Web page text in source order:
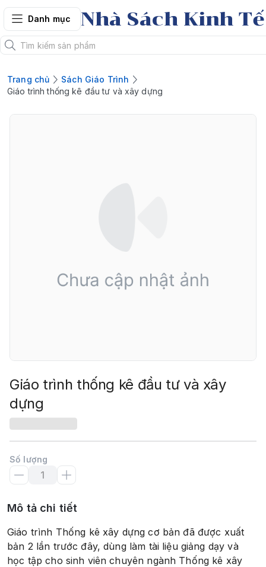
Danh mục Nhà Sách Kinh Tế
Trang chủ
Sách Giáo Trình
Giáo trình thống kê đầu tư và xây dựng
Giáo trình thống kê đầu tư và xây
dựng
Số lượng
Mô tả chi tiết
Giáo trình Thống kê xây dựng cơ bản đã được xuất
bản 2 lần trước đây, dùng làm tài liệu giảng dạy và
học tập cho sinh viên chuyên ngành Thống kê xây